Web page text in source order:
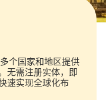
个国家和地区提供
无需注册实体，即
速实现全球化布